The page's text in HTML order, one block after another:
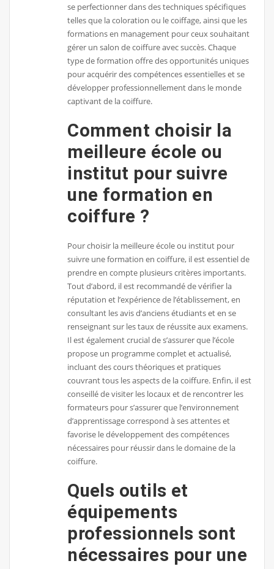
se perfectionner dans des techniques spécifiques
telles que la coloration ou le coiffage, ainsi que les
formations en management pour ceux souhaitant
gérer un salon de coiffure avec succès. Chaque
type de formation offre des opportunités uniques
pour acquérir des compétences essentielles et se
développer professionnellement dans le monde
captivant de la coiffure.
Comment choisir la
meilleure école ou
institut pour suivre
une formation en
coiffure ?
Pour choisir la meilleure école ou institut pour
suivre une formation en coiffure, il est essentiel de
prendre en compte plusieurs critères importants.
Tout d’abord, il est recommandé de vérifier la
réputation et l’expérience de l’établissement, en
consultant les avis d’anciens étudiants et en se
renseignant sur les taux de réussite aux examens.
Il est également crucial de s’assurer que l’école
propose un programme complet et actualisé,
incluant des cours théoriques et pratiques
couvrant tous les aspects de la coiffure. Enfin, il est
conseillé de visiter les locaux et de rencontrer les
formateurs pour s’assurer que l’environnement
d’apprentissage correspond à ses attentes et
favorise le développement des compétences
nécessaires pour réussir dans le domaine de la
coiffure.
Quels outils et
équipements
professionnels sont
nécessaires pour une